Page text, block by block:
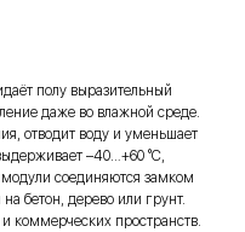
полу выразительный
даже во влажной среде.
отводит воду и уменьшает
–40…+60 °C,
соединяются замком
бетон, дерево или грунт.
коммерческих пространств.